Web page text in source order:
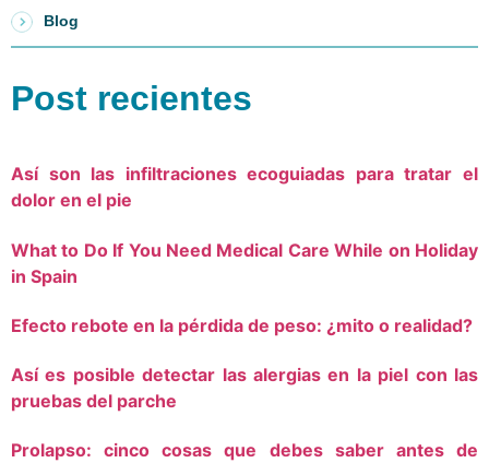
Blog
Post recientes
Así son las infiltraciones ecoguiadas para tratar el
dolor en el pie
What to Do If You Need Medical Care While on Holiday
in Spain
Efecto rebote en la pérdida de peso: ¿mito o realidad?
Así es posible detectar las alergias en la piel con las
pruebas del parche
Prolapso: cinco cosas que debes saber antes de